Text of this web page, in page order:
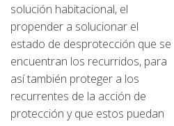
solución habitacional, el
propender a solucionar el
estado de desprotección que se
encuentran los recurridos, para
así también proteger a los
recurrentes de la acción de
protección y que estos puedan